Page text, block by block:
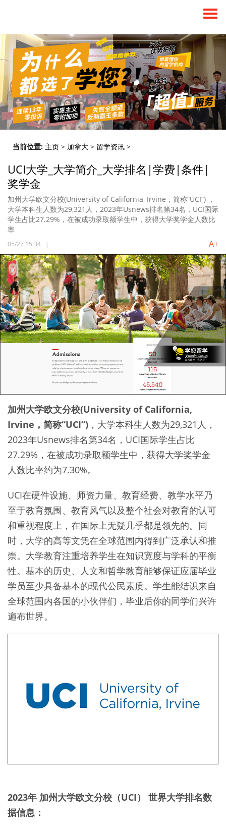
当前位置: 主页 > 加拿大 > 留学资讯 >
UCI大学_大学简介_大学排名|学费|条件|
奖学金
加州大学欧文分校(University of California, Irvine，简称“UCI”) ，
大学本科生人数为29,321人，2023年Usnews排名第34名，UCI国际
学生占比27.29%，在被成功录取额学生中，获得大学奖学金人数比
率
05/27 15:34 | A+
加州大学欧文分校(University of California,
Irvine，简称“UCI”) ，大学本科生人数为29,321人，
2023年Usnews排名第34名，UCI国际学生占比
27.29%，在被成功录取额学生中，获得大学奖学金
人数比率约为7.30%。
UCI在硬件设施、师资力量、教育经费、教学水平乃
至于教育氛围、教育风气以及整个社会对教育的认可
和重视程度上，在国际上无疑几乎都是领先的。同
时，大学的高等文凭在全球范围内得到广泛承认和推
崇。大学教育注重培养学生在知识宽度与学科的平衡
性。基本的历史、人文和哲学教育能够保证应届毕业
学员至少具备基本的现代公民素质。学生能结识来自
全球范围内各国的小伙伴们，毕业后你的同学们兴许
遍布世界。
2023年 加州大学欧文分校（UCI） 世界大学排名数
据信息：